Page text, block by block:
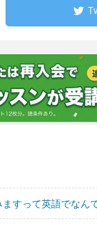
すって英語でなん